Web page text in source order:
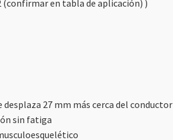
(confirmar en tabla de aplicación) )
27 mm más cerca del conductor
sin fatiga